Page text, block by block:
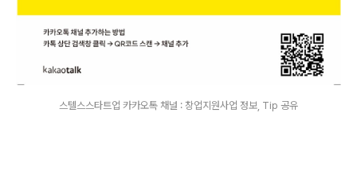
스텔스스타트업 카카오톡 채널 : 창업지원사업 정보, Tip 공유